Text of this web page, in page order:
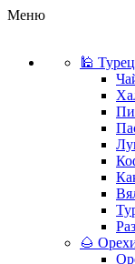
Меню
🕌
🌰